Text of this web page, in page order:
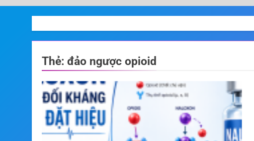
Thẻ: đảo ngược opioid